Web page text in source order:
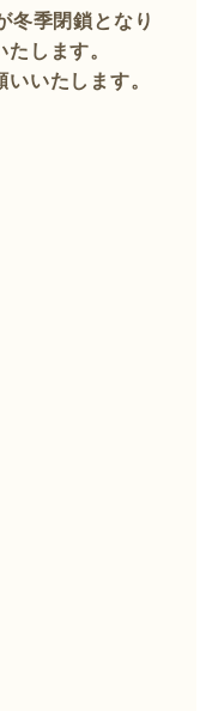
冬季閉鎖となり
します。
いたします。